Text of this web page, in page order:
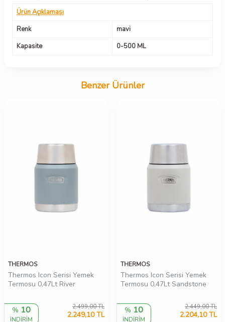
Ürün Açıklaması
Renk
mavi
Kapasite
0-500 ML
Benzer Ürünler
THERMOS
Thermos Icon Serisi Yemek
Termosu 0,47Lt River
% 10
İNDİRİM
2.499,00TL
2.249,10TL
THERMOS
Thermos Icon Serisi Yemek
Termosu 0,47Lt Sandstone
% 10
İNDİRİM
2.449,00TL
2.204,10TL